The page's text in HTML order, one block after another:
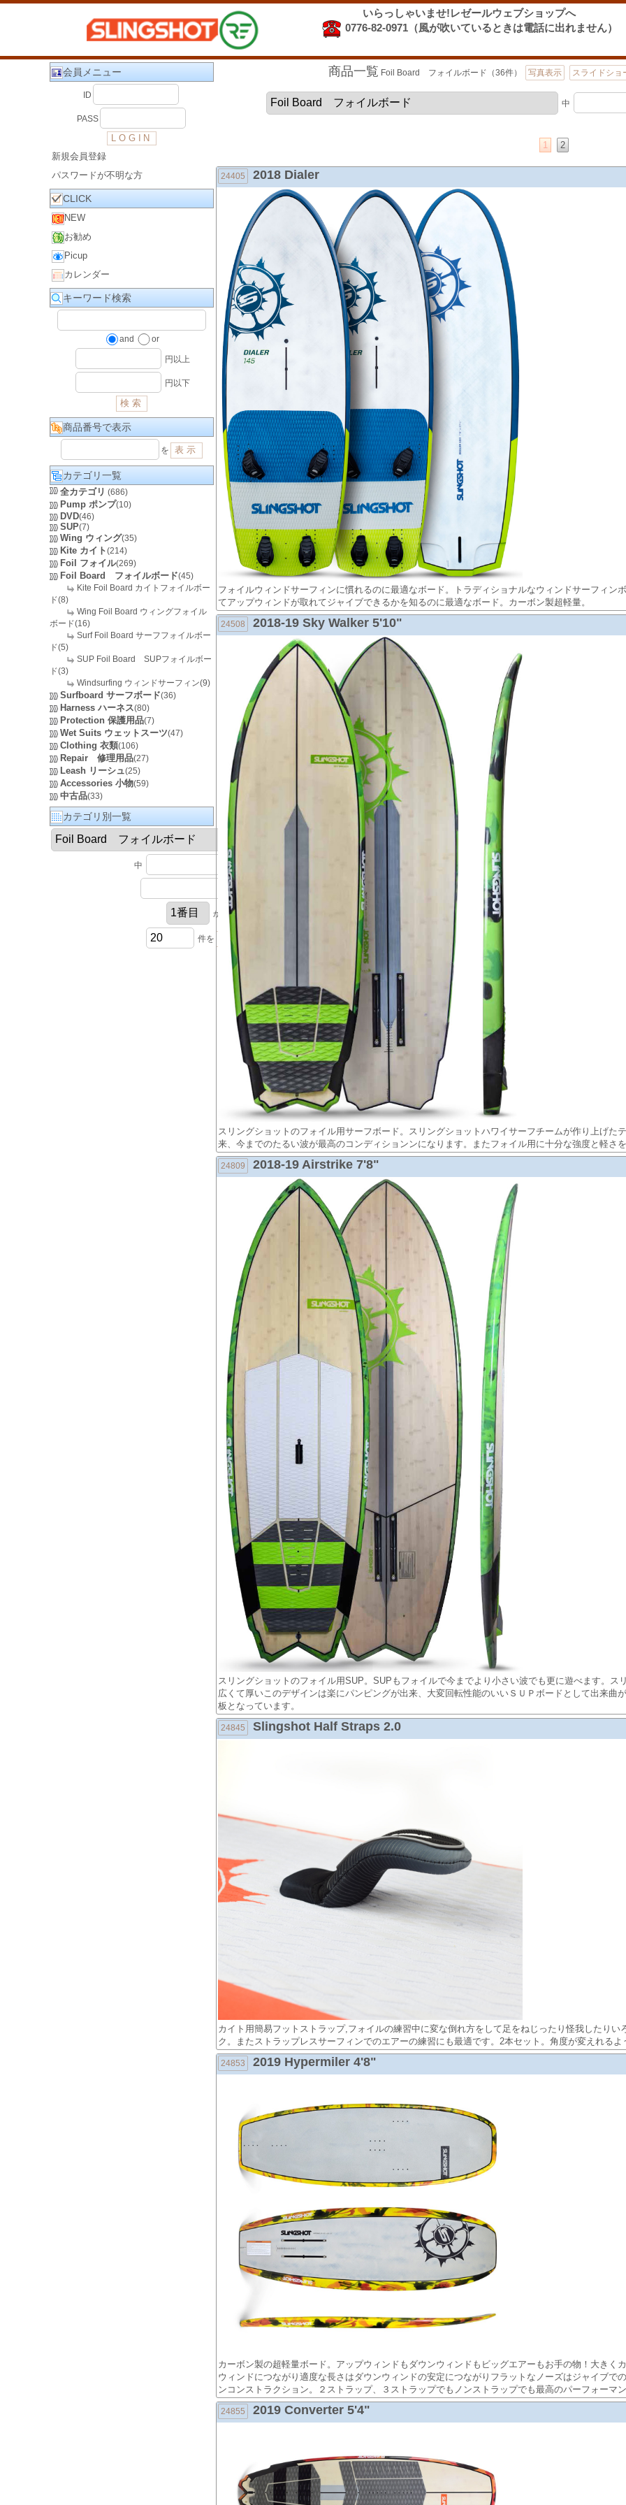
いらっしゃいませ!レゼールウェブショップへ
0776-82-0971（風が吹いているときは電話に出れません）
会員メニュー
ID
PASS
新規会員登録
パスワードが不明な方
CLICK
NEW
お勧め
Picup
カレンダー
キーワード検索
and or
円以上
円以下
商品番号で表示
を
カテゴリ一覧
全カテゴリ (686)
Pump ポンプ(10)
DVD(46)
SUP(7)
Wing ウィング(35)
Kite カイト(214)
Foil フォイル(269)
Foil Board フォイルボード(45)
Kite Foil Board カイトフォイルボー
ド(8)
Wing Foil Board ウィングフォイル
ボード(16)
Surf Foil Board サーフフォイルボー
ド(5)
SUP Foil Board SUPフォイルボー
ド(3)
Windsurfing ウィンドサーフィン(9)
Surfboard サーフボード(36)
Harness ハーネス(80)
Protection 保護用品(7)
Wet Suits ウェットスーツ(47)
Clothing 衣類(106)
Repair 修理用品(27)
Leash リーシュ(25)
Accessories 小物(59)
中古品(33)
カテゴリ別一覧
中 円以上
円以下
から
件を
商品一覧 Foil Board フォイルボード（36件） 写真表示 スライドショ
中
1 2
24405 2018 Dialer
フォイルウィンドサーフィンに慣れるのに最適なボード。トラディショナルなウィンドサーフィン
てアップウィンドが取れてジャイブできるかを知るのに最適なボード。カーボン製超軽量。
24508 2018-19 Sky Walker 5'10"
スリングショットのフォイル用サーフボード。スリングショットハワイサーフチームが作り上げた
来、今までのたるい波が最高のコンディションンになります。またフォイル用に十分な強度と軽さ
24809 2018-19 Airstrike 7'8"
スリングショットのフォイル用SUP。SUPもフォイルで今までより小さい波でも更に遊べます。
広くて厚いこのデザインは楽にパンピングが出来、大変回転性能のいいＳＵＰボードとして出来曲
板となっています。
24845 Slingshot Half Straps 2.0
カイト用簡易フットストラップ,フォイルの練習中に変な倒れ方をして足をねじったり怪我したり
ク。またストラップレスサーフィンでのエアーの練習にも最適です。2本セット。角度が変えれるよ
24853 2019 Hypermiler 4'8"
カーボン製の超軽量ボード。アップウィンドもダウンウィンドもビッグエアーもお手の物！大きく
ウィンドにつながり適度な長さはダウンウィンドの安定につながりフラットなノーズはジャイブで
ンコンストラクション。２ストラップ、３ストラップでもノンストラップでも最高のパーフォーマ
24855 2019 Converter 5'4"